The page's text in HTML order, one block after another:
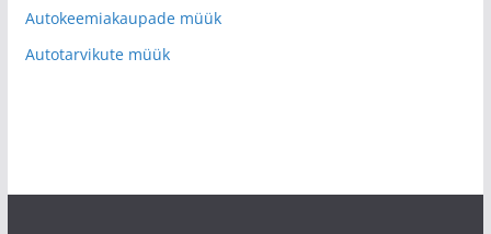
Autokeemiakaupade müük
Autotarvikute müük